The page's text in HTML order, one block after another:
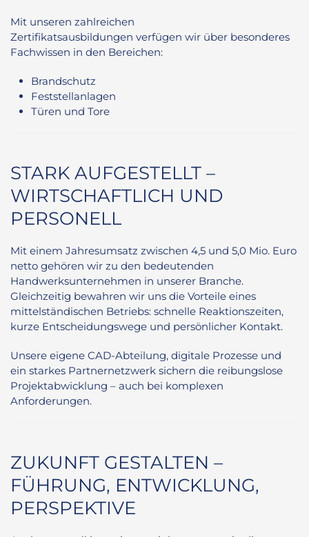
Mit unseren zahlreichen
Zertifikatsausbildungen verfügen wir über besonderes
Fachwissen in den Bereichen:
Brandschutz
Feststellanlagen
Türen und Tore
STARK AUFGESTELLT –
WIRTSCHAFTLICH UND
PERSONELL
Mit einem Jahresumsatz zwischen 4,5 und 5,0 Mio. Euro
netto gehören wir zu den bedeutenden
Handwerksunternehmen in unserer Branche.
Gleichzeitig bewahren wir uns die Vorteile eines
mittelständischen Betriebs: schnelle Reaktionszeiten,
kurze Entscheidungswege und persönlicher Kontakt.
Unsere eigene CAD-Abteilung, digitale Prozesse und
ein starkes Partnernetzwerk sichern die reibungslose
Projektabwicklung – auch bei komplexen
Anforderungen.
ZUKUNFT GESTALTEN –
FÜHRUNG, ENTWICKLUNG,
PERSPEKTIVE